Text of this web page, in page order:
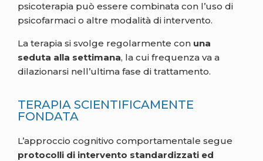
psicoterapia può essere combinata con l’uso di
psicofarmaci o altre modalità di intervento.
La terapia si svolge regolarmente con una
seduta alla settimana, la cui frequenza va a
dilazionarsi nell’ultima fase di trattamento.
TERAPIA SCIENTIFICAMENTE
FONDATA
L’approccio cognitivo comportamentale segue
protocolli di intervento standardizzati ed